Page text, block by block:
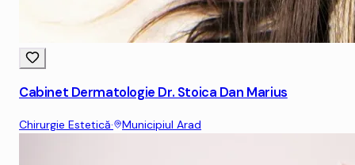
Cabinet Dermatologie Dr. Stoica Dan Marius
Chirurgie Estetică· Municipiul Arad